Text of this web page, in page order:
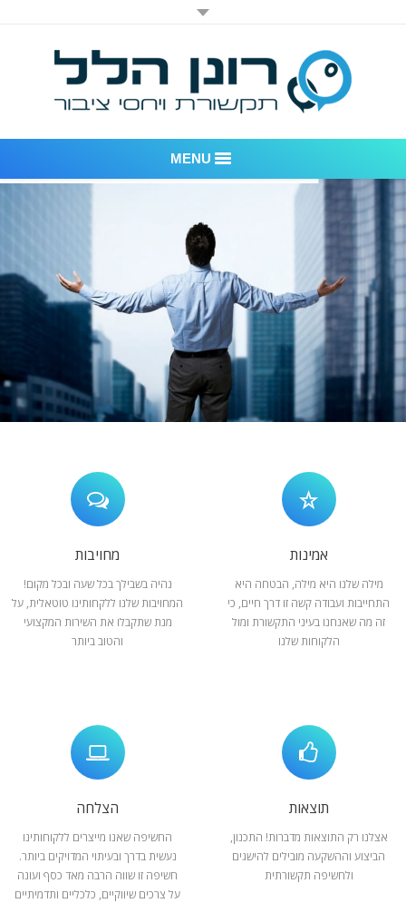
MENU
דוגמאות לעבודות שביצענו
לקוחות – משרד יחסי ציבור רונן הלל
חדר חדשות
המלצות
צור קשר
אמינות
מילה שלנו היא מילה, הבטחה היא
התחייבות ועבודה קשה זו דרך חיים, כי
זה מה שאנחנו בעיני התקשורת ומול
הלקוחות שלנו
מחויבות
נהיה בשבילך בכל שעה ובכל מקום!
המחויבות שלנו ללקחותינו טוטאלית, על
מנת שתקבלו את השירות המקצועי
והטוב ביותר
תוצאות
אצלנו רק התוצאות מדברות! התכנון,
הביצוע וההשקעה מובילים להישגים
ולחשיפה תקשורתית
הצלחה
החשיפה שאנו מייצרים ללקוחותינו
נעשית בדרך ובעיתוי המדויקים ביותר.
חשיפה זו שווה הרבה מאד כסף ועונה
על צרכים שיווקיים, כלכליים ותדמיתיים